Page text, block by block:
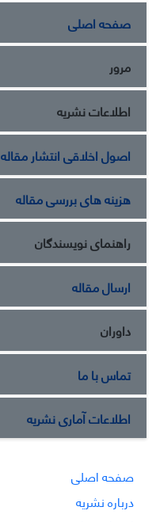
صفحه اصلی
مرور
اطلاعات نشریه
اصول اخلاقی انتشار مقاله
هزینه های بررسی مقاله
راهنمای نویسندگان
ارسال مقاله
داوران
تماس با ما
اطلاعات آماری نشریه
صفحه اصلی
درباره نشریه